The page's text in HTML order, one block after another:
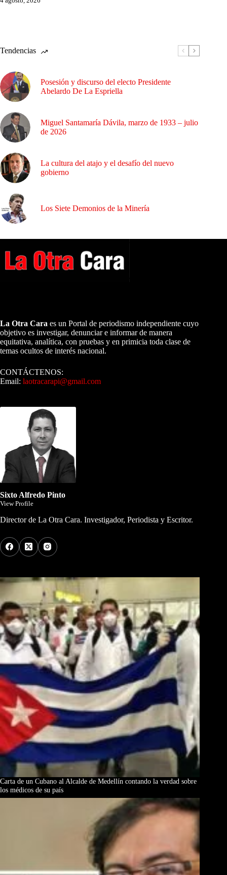
Tendencias
Posesión y discurso del electo Presidente
Abelardo De La Espriella
Miguel Santamaría Dávila, marzo de 1933 – julio
de 2026
La cultura del atajo y el desafío del nuevo
gobierno
Los Siete Demonios de la Minería
La Otra Cara es un Portal de periodismo independiente cuyo
objetivo es investigar, denunciar e informar de manera
equitativa, analítica, con pruebas y en primicia toda clase de
temas ocultos de interés nacional.
CONTÁCTENOS:
Email: laotracarapi@gmail.com
Sixto Alfredo Pinto
View Profile
Director de La Otra Cara. Investigador, Periodista y Escritor.
Carta de un Cubano al Alcalde de Medellín contando la verdad sobre
los médicos de su país